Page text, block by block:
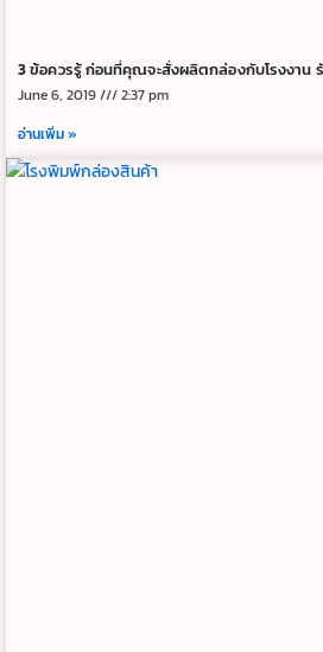
3 ข้อควรรู้ ก่อนที่คุณจะสั่งผลิตกล่องกับโรงงาน
June 6, 2019
2:37 pm
อ่านเพิ่ม »